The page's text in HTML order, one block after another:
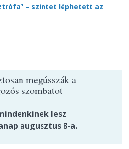
– szintet léphetett az
megússzák a
szombatot
lesz
augusztus 8-a.